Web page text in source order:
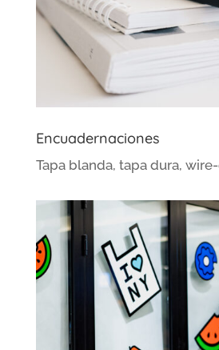
Encuadernaciones
Tapa blanda, tapa dura,